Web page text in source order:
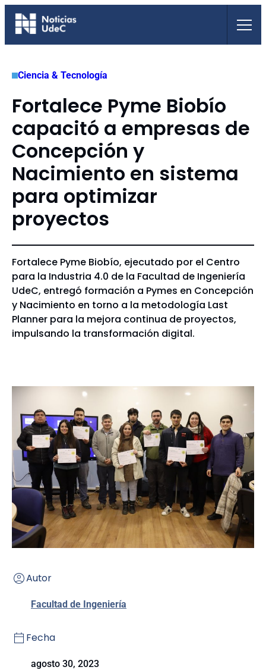
Saltar
Ciencia & Tecnología
Fortalece Pyme Biobío
capacitó a empresas de
Concepción y
Nacimiento en sistema
para optimizar
proyectos
Fortalece Pyme Biobío, ejecutado por el Centro
para la Industria 4.0 de la Facultad de Ingeniería
UdeC, entregó formación a Pymes en Concepción
y Nacimiento en torno a la metodología Last
Planner para la mejora continua de proyectos,
impulsando la transformación digital.
Autor
Facultad de Ingeniería
Fecha
agosto 30, 2023